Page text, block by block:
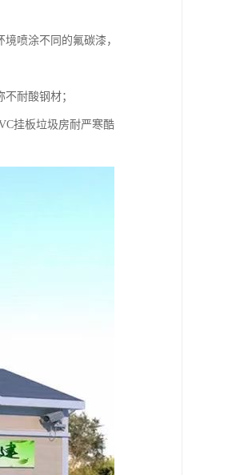
喷涂不同的氟碳漆，
耐酸钢材；
挂板垃圾房耐严寒酷